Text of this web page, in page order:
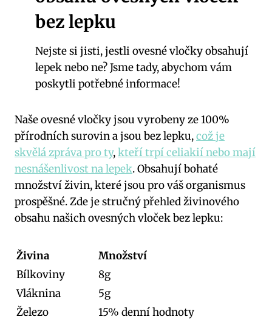
bez lepku
Nejste si jisti, jestli ovesné vločky obsahují
lepek nebo ne? Jsme tady, abychom vám
poskytli potřebné informace!
Naše ovesné vločky jsou vyrobeny ze 100%
přírodních surovin a jsou bez lepku,což je
skvělá zpráva pro ty,kteří trpí celiakií nebo mají
nesnášenlivost na lepek. Obsahují bohaté
množství živin, které jsou pro váš organismus
prospěšné. Zde je stručný přehled živinového
obsahu našich ovesných vloček bez lepku:
Živina
Množství
Bílkoviny
8g
Vláknina
5g
Železo
15% denní hodnoty